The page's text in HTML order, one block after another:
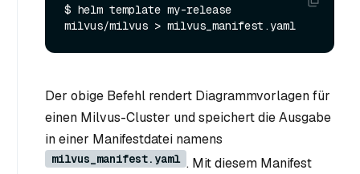
$ helm template my-release
Der obige Befehl rendert Diagrammvorlagen für
einen Milvus-Cluster und speichert die Ausgabe
in einer Manifestdatei namens
milvus_manifest.yaml . Mit diesem Manifest